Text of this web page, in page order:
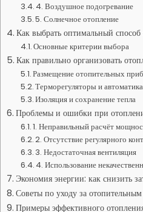
4. Воздушное подогревание
5. Солнечное отопление
Как выбрать оптимальный способ
Основные критерии выбора
Как правильно организовать
Размещение отопительных
Терморегуляторы и автоматика
Изоляция и сохранение тепла
Проблемы и ошибки при
1. Неправильный расчёт
2. Отсутствие регулярного
3. Недостаточная вентиляция
4. Использование
Экономия энергии: как снизить
Советы по уходу за
Примеры эффективного